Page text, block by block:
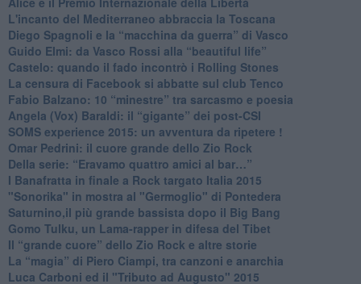
​L'incanto del Mediterraneo abbraccia la Toscana
​Diego Spagnoli e la “macchina da guerra” di Vasco
​Guido Elmi: da Vasco Rossi alla “beautiful life”
​Castelo: quando il fado incontrò i Rolling Stones
La censura di Facebook si abbatte sul club Tenco
Fabio Balzano: 10 “minestre” tra sarcasmo e poesia
Angela (Vox) Baraldi: il “gigante” dei post-CSI
​SOMS experience 2015: un avventura da ripetere !
Omar Pedrini: il cuore grande dello Zio Rock
Della serie: “Eravamo quattro amici al bar…”
I Banafratta in finale a Rock targato Italia 2015
"Sonorika" in mostra al "Germoglio" di Pontedera
​Saturnino,il più grande bassista dopo il Big Bang
​Gomo Tulku, un Lama-rapper in difesa del Tibet
​Il “grande cuore” dello Zio Rock e altre storie
La “magia” di Piero Ciampi, tra canzoni e anarchia
Luca Carboni ed il "Tributo ad Augusto" 2015